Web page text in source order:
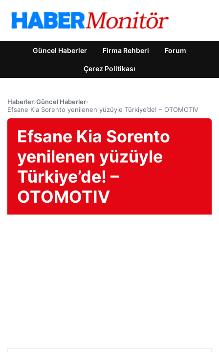
Güncel Haberler Firma Rehberi Forum
Çerez Politikası
Haberler›Güncel Haberler›
Efsane Kia Sorento yenilenen yüzüyle Türkiye’de! – OTOMOTIV
Efsane Kia Sorento
yenilenen yüzüyle
Türkiye’de! –
OTOMOTIV